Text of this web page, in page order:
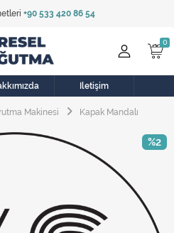
+90 533 420 86 54
Kategoriler
Makinesi
Kurutma Makinesi
Aksamlar
İletişim
Makinesi Kapak Mandalı
%2